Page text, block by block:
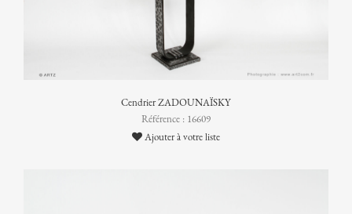
Cendrier ZADOUNAÏSKY
Référence : 16609
Ajouter à votre liste